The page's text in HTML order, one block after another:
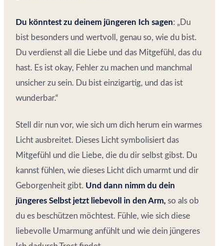
Du könntest zu deinem jüngeren Ich sagen: „Du
bist besonders und wertvoll, genau so, wie du bist.
Du verdienst all die Liebe und das Mitgefühl, das du
hast. Es ist okay, Fehler zu machen und manchmal
unsicher zu sein. Du bist einzigartig, und das ist
wunderbar.“
Stell dir nun vor, wie sich um dich herum ein warmes
Licht ausbreitet. Dieses Licht symbolisiert das
Mitgefühl und die Liebe, die du dir selbst gibst. Du
kannst fühlen, wie dieses Licht dich umarmt und dir
Geborgenheit gibt. Und dann nimm du dein
jüngeres Selbst jetzt liebevoll in den Arm, so als ob
du es beschützen möchtest. Fühle, wie sich diese
liebevolle Umarmung anfühlt und wie dein jüngeres